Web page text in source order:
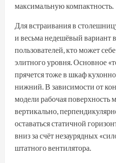
максимальную компактность.
Для встраивания в
и весьма недешёвый вариант
пользователей, кто может
элитного уровня. Основное
прячется тоже в шкаф
нижний. В зависимости от
модели рабочая поверхность
вертикально,
оставаться статичной
вниз за счёт незаурядных
штатного вентилятора.